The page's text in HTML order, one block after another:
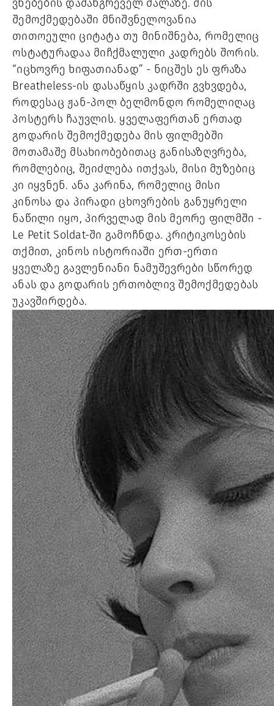
ვნებების დამანგრეველ ძალაზე. მის
შემოქმედებაში მნიშვნელოვანია
თითოეული ციტატა თუ მინიშნება, რომელიც
ოსტატურადაა მიჩქმალული კადრებს შორის.
“იცხოვრე ხიფათიანად” - ნიცშეს ეს ფრაზა
Breatheless-ის დასაწყის კადრში გვხვდება,
როდესაც ჟან-პოლ ბელმონდო რომელიღაც
პოსტერს ჩაუვლის. ყველაფერთან ერთად
გოდარის შემოქმედება მის ფილმებში
მოთამაშე მსახიობებითაც განისაზღვრება,
რომლებიც, შეიძლება ითქვას, მისი მუზებიც
კი იყვნენ. ანა კარინა, რომელიც მისი
კინოსა და პირადი ცხოვრების განუყრელი
ნაწილი იყო, პირველად მის მეორე ფილმში -
Le Petit Soldat-ში გამოჩნდა. კრიტიკოსების
თქმით, კინოს ისტორიაში ერთ-ერთი
ყველაზე გავლენიანი ნამუშევრები სწორედ
ანას და გოდარის ერთობლივ შემოქმედებას
უკავშირდება.